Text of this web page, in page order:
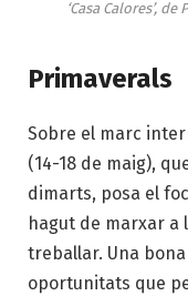
‘Casa Calores’,
Primaverals
Sobre el marc
(14-18 de maig),
dimarts, posa el
hagut de marxar a
treballar. Una
oportunitats que